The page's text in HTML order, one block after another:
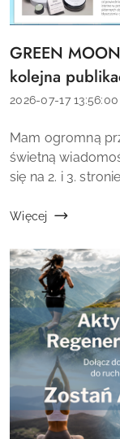
Tytuł
artykułu:
GREEN
kolejna
📰
Data
2026-07-17 13:56:00
Treść
artykułu:
Mam ogromną
świetną
się na 2. i 3.
którym mogę
Więcej